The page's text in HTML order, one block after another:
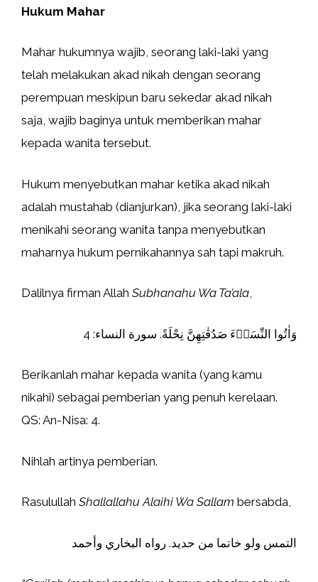
Hukum Mahar
Mahar hukumnya wajib, seorang laki-laki yang
telah melakukan akad nikah dengan seorang
perempuan meskipun baru sekedar akad nikah
saja, wajib baginya untuk memberikan mahar
kepada wanita tersebut.
Hukum menyebutkan mahar ketika akad nikah
adalah mustahab (dianjurkan), jika seorang laki-laki
menikahi seorang wanita tanpa menyebutkan
maharnya hukum pernikahannya sah tapi makruh.
Dalilnya firman Allah Subhanahu Wa Ta’ala,
وَاٰتُوا النِّسَاۤءَ صَدُقٰتِهِنَّ نِحْلَةً. سورة النساء: 4
Berikanlah mahar kepada wanita (yang kamu
nikahi) sebagai pemberian yang penuh kerelaan.
QS: An-Nisa: 4.
Nihlah artinya pemberian.
Rasulullah Shallallahu Alaihi Wa Sallam bersabda,
التمس ولو خاتما من حديد. رواه البخاري وأحمد